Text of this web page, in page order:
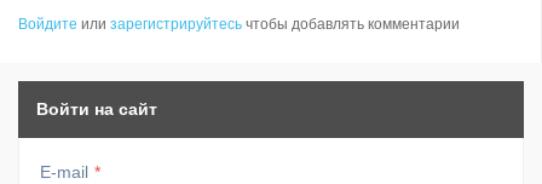
Войдите или зарегистрируйтесь чтобы добавлять комментарии
Войти на сайт
E-mail